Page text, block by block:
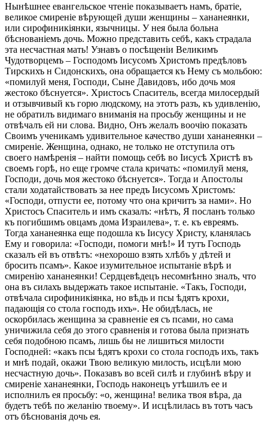
Нынѣшнее евангельское чтеніе показываетъ намъ, братіе,
великое смиреніе вѣрующей души женщины – хананеянки,
или сирофиникіянки, язычницы. У нея была больна
бѣснованіемъ дочь. Можно представить себѣ, какъ страдала
эта несчастная мать! Узнавъ о посѣщеніи Великимъ
Чудотворцемъ – Господомъ Іисусомъ Христомъ предѣловъ
Тирскихъ н Сидонскихъ, она обращается къ Нему съ мольбою:
«помилуй меня, Господи, Сыне Давидовъ, ибо дочь моя
жестоко бѣснуется». Христосъ Спаситель, всегда милосердый
и отзывчивый къ горю людскому, на этотъ разъ, къ удивленію,
не обратилъ видимаго вниманія на просьбу женщины и не
отвѣчалъ ей ни слова. Видно, Онъ желалъ воочію показать
Своимъ ученикамъ удивительное качество души хананеянки –
смиреніе. Женщина, однако, не только не отступила отъ
своего намѣренія – найти помощь себѣ во Iисусѣ Христѣ въ
своемъ горѣ, но еще громче стала кричать: «помилуй меня,
Господи, дочь моя жестоко бѣснуется». Тогда и Апостолы
стали ходатайствовать за нее предъ Iисусомъ Христомъ:
«Господи, отпусти ее, потому что она кричитъ за нами». Но
Христосъ Спаситель и имъ сказалъ: «нѣтъ, Я посланъ только
къ погибшимъ овцамъ дома Израилева», т. е. къ евреямъ.
Тогда хананеянка еще подошла къ Iисусу Христу, кланялась
Ему и говорила: «Господи, помоги мнѣ!» И тутъ Господь
сказалъ ей въ отвѣтъ: «нехорошо взять хлѣбъ у дѣтей и
бросить псамъ». Какое изумительное испытаніе вѣрѣ и
смиренію хананеянки! Сердцевѣдецъ несомнѣнно зналъ, что
она въ силахъ выдержать такое испытаніе. «Такъ, Господи,
отвѣчала сирофиникіянка, но вѣдь и псы ѣдятъ крохи,
падающія со стола господъ ихъ». Не обидѣлась, не
оскорбилась женщина за сравненіе ея съ псами, но сама
уничижила себя до этого сравненія и готова была признать
себя подобною псамъ, лишь бы не лишиться милости
Господней: «какъ псы ѣдятъ крохи со стола господъ ихъ, такъ
и мнѣ подай, окажи Твою великую милость, исцѣли мою
несчастную дочь». Показавъ во всей силѣ и глубинѣ вѣру и
смиреніе хананеянки, Господь наконецъ утѣшилъ ее и
исполнилъ ея просьбу: «о, женщина! велика твоя вѣра, да
будетъ тебѣ по желанію твоему». И исцѣлилась въ тотъ часъ
отъ бѣснованія дочь ея.